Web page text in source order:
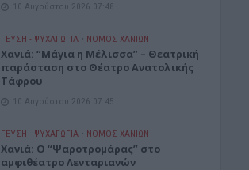
10 Αυγούστου 2026 07:48
ΓΕΎΣΗ - ΨΥΧΑΓΩΓΊΑ • ΝΟΜΌΣ ΧΑΝΊΩΝ
Χανιά: “Μάγια η Μέλισσα” – Θεατρική
παράσταση στο Θέατρο Ανατολικής
Τάφρου
10 Αυγούστου 2026 07:45
ΓΕΎΣΗ - ΨΥΧΑΓΩΓΊΑ • ΝΟΜΌΣ ΧΑΝΊΩΝ
Xανιά: Ο “Ψαροτρομάρας” στο
αμφιθέατρο Λενταριανών